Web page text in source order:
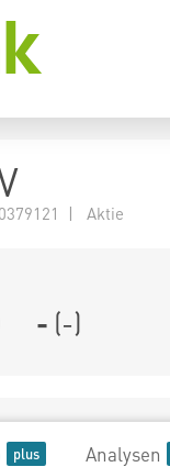
| Aktie
- (-)
Analysen